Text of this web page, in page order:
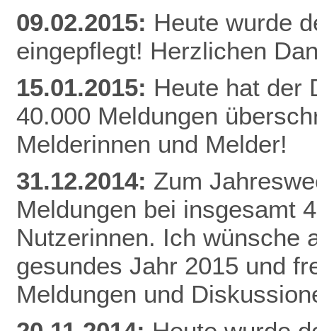
09.02.2015: Heute wurde
eingepflegt! Herzlichen Da
15.01.2015: Heute hat der
40.000 Meldungen
Melderinnen und Melder!
31.12.2014: Zum
Meldungen bei insgesamt
Nutzerinnen. Ich wünsche
gesundes Jahr 2015 und
Meldungen und